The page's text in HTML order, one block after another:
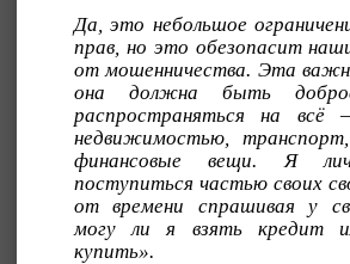
Да, это небольшое
прав, но это обезопасит
от мошенничества. Эта
она должна быть
распространяться на всё
недвижимостью,
финансовые вещи. Я
поступиться частью своих
от времени спрашивая у
могу ли я взять кредит
купить».